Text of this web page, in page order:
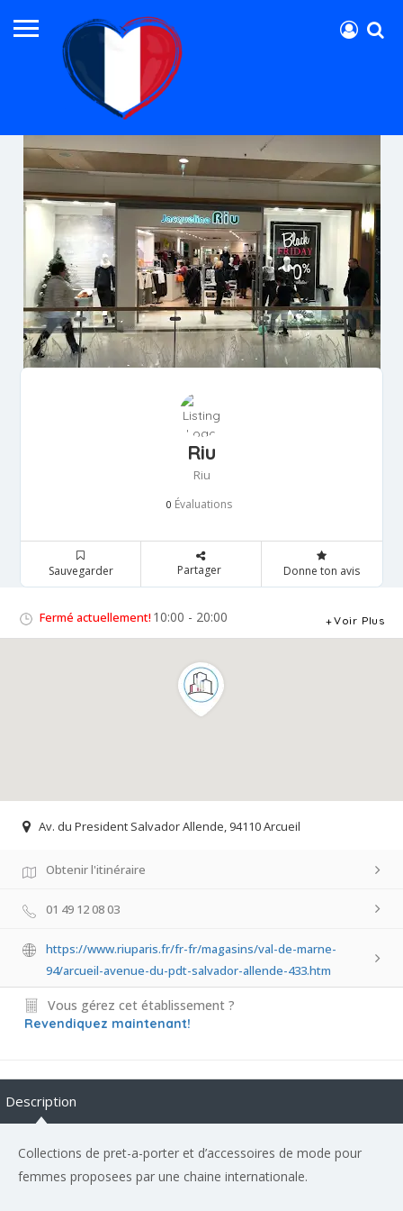
Riu
Riu
0 Évaluations
Sauvegarder Partager Donne ton avis
Fermé actuellement! 10:00 - 20:00 Voir Plus
Av. du President Salvador Allende, 94110 Arcueil
Obtenir l'itinéraire
01 49 12 08 03
https://www.riuparis.fr/fr-fr/magasins/val-de-marne-
94/arcueil-avenue-du-pdt-salvador-allende-433.htm
Vous gérez cet établissement ?
Revendiquez maintenant!
Description
Collections de pret-a-porter et d’accessoires de mode pour
femmes proposees par une chaine internationale.